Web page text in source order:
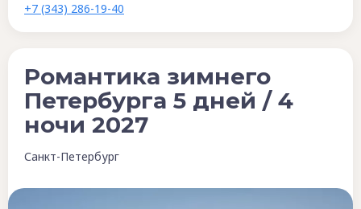
+7 (343) 286-19-40
Романтика зимнего
Петербурга 5 дней / 4
ночи 2027
Санкт-Петербург